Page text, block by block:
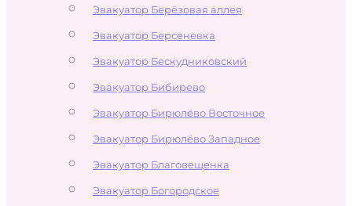
Эвакуатор Берёзовая аллея
Эвакуатор Берсеневка
Эвакуатор Бескудниковский
Эвакуатор Бибирево
Эвакуатор Бирюлёво Восточное
Эвакуатор Бирюлёво Западное
Эвакуатор Благовещенка
Эвакуатор Богородское